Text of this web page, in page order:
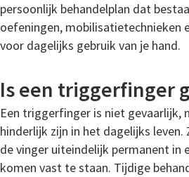
persoonlijk behandelplan dat
oefeningen, mobilisatietechnieken
voor dagelijks gebruik van je hand.
Is een triggerfinger
Een triggerfinger is niet gevaarlijk,
hinderlijk zijn in het dagelijks leven.
de vinger uiteindelijk permanent in
komen vast te staan. Tijdige